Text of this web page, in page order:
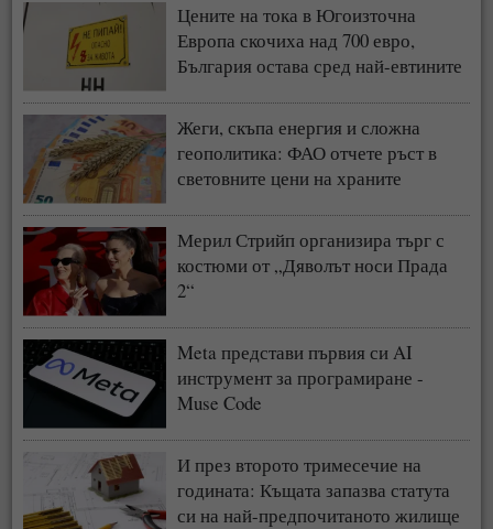
Цените на тока в Югоизточна
Европа скочиха над 700 евро,
България остава сред най-евтините
Жеги, скъпа енергия и сложна
геополитика: ФАО отчете ръст в
световните цени на храните
Мерил Стрийп организира търг с
костюми от „Дяволът носи Прада
2“
Meta представи първия си AI
инструмент за програмиране -
Muse Code
И през второто тримесечие на
годината: Къщата запазва статута
си на най-предпочитаното жилище